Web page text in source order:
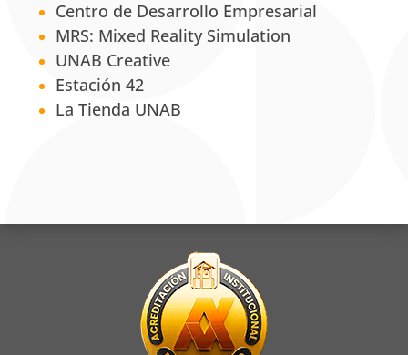
Centro de Desarrollo Empresarial
MRS: Mixed Reality Simulation
UNAB Creative
Estación 42
La Tienda UNAB